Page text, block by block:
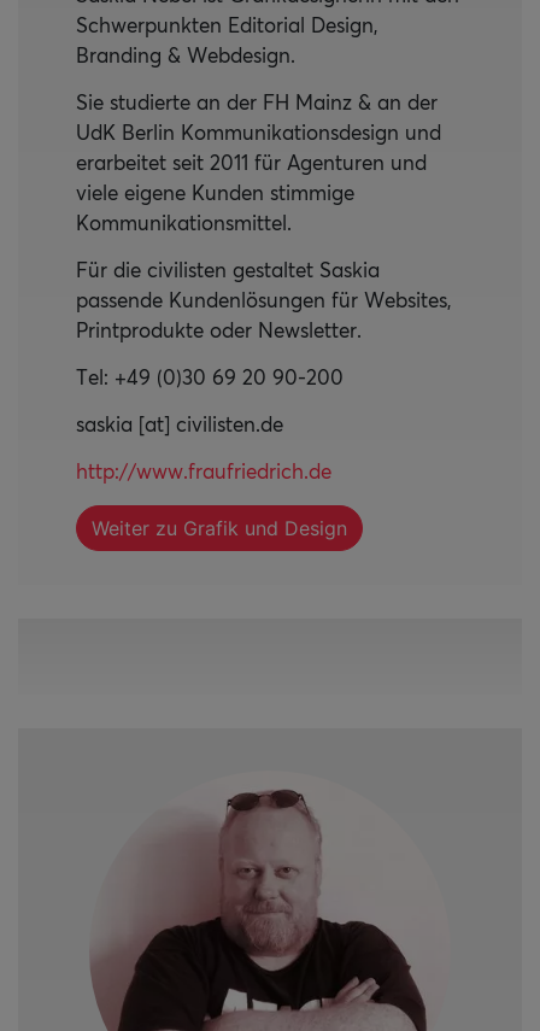
Schwerpunkten Editorial Design,
Branding & Webdesign.
Sie studierte an der FH Mainz & an der
UdK Berlin Kommunikationsdesign und
erarbeitet seit 2011 für Agenturen und
viele eigene Kunden stimmige
Kommunikationsmittel.
Für die civilisten gestaltet Saskia
passende Kundenlösungen für Websites,
Printprodukte oder Newsletter.
Tel: +49 (0)30 69 20 90-200
saskia [at] civilisten.de
http://www.fraufriedrich.de
Weiter zu Grafik und Design